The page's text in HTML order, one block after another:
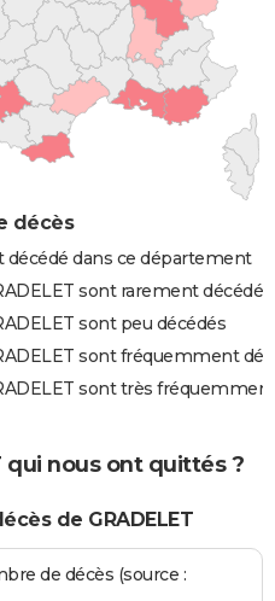
décès
décédé dans ce département
sont rarement décédés
sont peu décédés
sont fréquemment
sont très
qui nous ont quittés ?
de GRADELET
de décès (source :